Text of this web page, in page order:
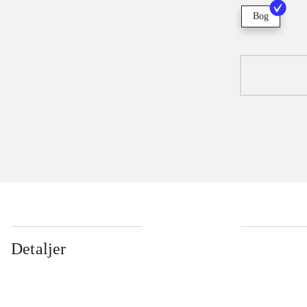
Bog
Detaljer